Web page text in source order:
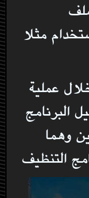
مثلا
عملية
البرنامج
وهما